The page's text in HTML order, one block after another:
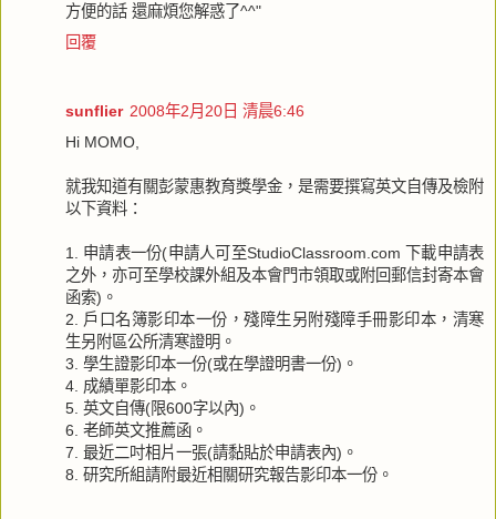
方便的話 還麻煩您解惑了^^"
回覆
sunflier 2008年2月20日 清晨6:46
Hi MOMO,
就我知道有關彭蒙惠教育獎學金，是需要撰寫英文自傳及檢附
以下資料：
1. 申請表一份(申請人可至StudioClassroom.com 下載申請表
之外，亦可至學校課外組及本會門市領取或附回郵信封寄本會
函索)。
2. 戶口名簿影印本一份，殘障生另附殘障手冊影印本，清寒
生另附區公所清寒證明。
3. 學生證影印本一份(或在學證明書一份)。
4. 成績單影印本。
5. 英文自傳(限600字以內)。
6. 老師英文推薦函。
7. 最近二吋相片一張(請黏貼於申請表內)。
8. 研究所組請附最近相關研究報告影印本一份。